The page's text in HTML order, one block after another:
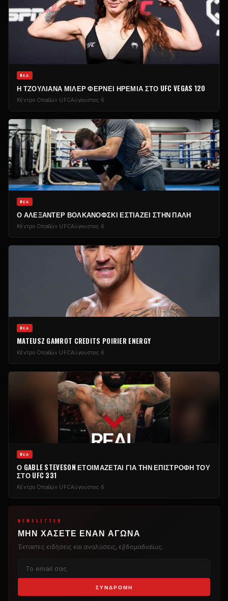
NΈΑ
Η ΤΖΟΥΛΙΆΝΑ ΜΊΛΕΡ ΦΈΡΝΕΙ ΗΡΕΜΊΑ ΣΤΟ UFC VEGAS 120
Κέντρο Οπαδών UFCΑύγουστος 6
NΈΑ
Ο ΑΛΕΞΆΝΤΕΡ ΒΟΛΚΑΝΌΦΣΚΙ ΕΣΤΙΆΖΕΙ ΣΤΗΝ ΠΆΛΗ
Κέντρο Οπαδών UFCΑύγουστος 6
NΈΑ
MATEUSZ GAMROT CREDITS POIRIER ENERGY
Κέντρο Οπαδών UFCΑύγουστος 6
NΈΑ
Ο GABLE STEVESON ΕΤΟΙΜΆΖΕΤΑΙ ΓΙΑ ΤΗΝ ΕΠΙΣΤΡΟΦΉ ΤΟΥ
ΣΤΟ UFC 331
Κέντρο Οπαδών UFCΑύγουστος 6
NEWSLETTER
ΜΗΝ ΧΆΣΕΤΕ ΈΝΑΝ ΑΓΏΝΑ
Έκτακτες ειδήσεις και αναλύσεις, εβδομαδιαίως.
ΣΥΝΔΡΟΜΉ